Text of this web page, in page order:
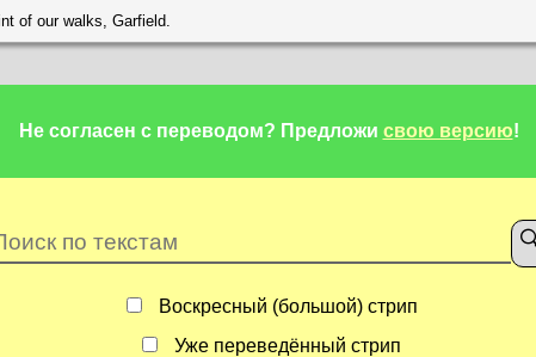
of our walks, Garfield.
Не согласен с переводом? Предложи свою версию!
Воскресный (большой) стрип
Уже переведённый стрип